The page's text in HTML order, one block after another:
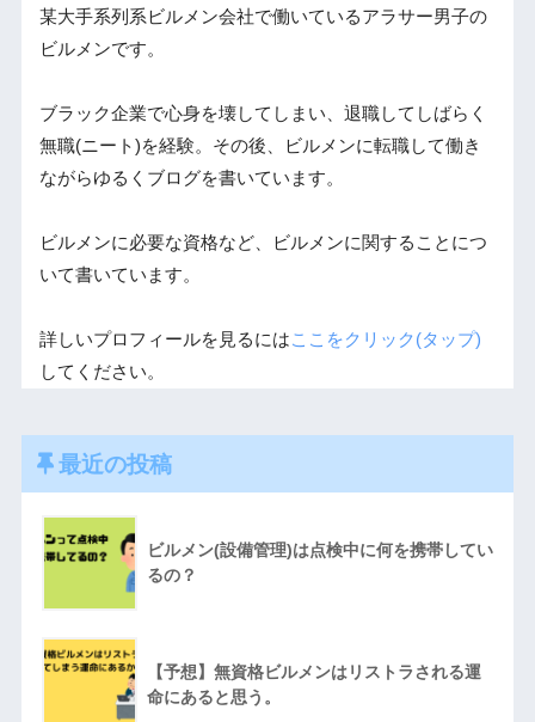
某大手系列系ビルメン会社で働いているアラサー男子の
ビルメンです。
ブラック企業で心身を壊してしまい、退職してしばらく
無職(ニート)を経験。その後、ビルメンに転職して働き
ながらゆるくブログを書いています。
ビルメンに必要な資格など、ビルメンに関することにつ
いて書いています。
詳しいプロフィールを見るにはここをクリック(タップ)
してください。
最近の投稿
ビルメン(設備管理)は点検中に何を携帯してい
るの？
【予想】無資格ビルメンはリストラされる運
命にあると思う。